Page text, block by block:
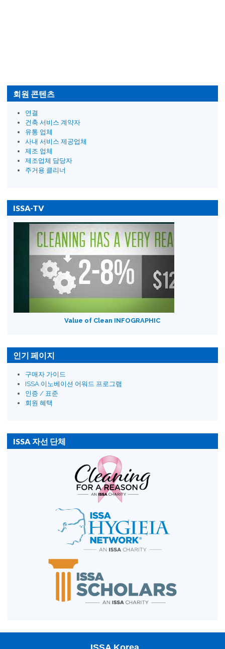
회원 콘텐츠
연결
건축 서비스 계약자
유통 업체
사내 서비스 제공업체
제조 업체
제조업체 담당자
주거용 클리너
ISSA-TV
Value of Clean INFOGRAPHIC
인기 페이지
구매자 가이드
ISSA 이노베이션 어워드 프로그램
인증 / 표준
회원 혜택
ISSA 자선 단체